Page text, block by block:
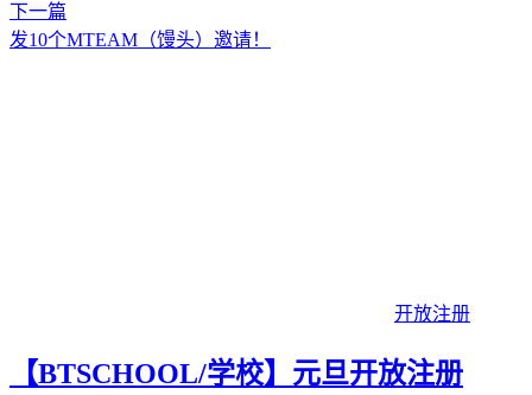
下一篇
发10个MTEAM（馒头）邀请！
开放注册
【BTSCHOOL/学校】元旦开放注册